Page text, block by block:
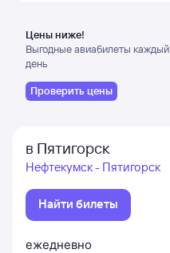
Цены ниже!
Выгодные авиабилеты каждый
день
Проверить цены
в Пятигорск
Нефтекумск - Пятигорск
Найти билеты
ежедневно